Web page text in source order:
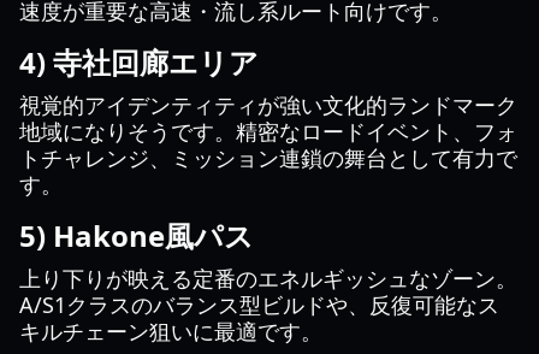
速度が重要な高速・流し系ルート向けです。
4) 寺社回廊エリア
視覚的アイデンティティが強い文化的ランドマーク
地域になりそうです。精密なロードイベント、フォ
トチャレンジ、ミッション連鎖の舞台として有力で
す。
5) Hakone風パス
上り下りが映える定番のエネルギッシュなゾーン。
A/S1クラスのバランス型ビルドや、反復可能なス
キルチェーン狙いに最適です。